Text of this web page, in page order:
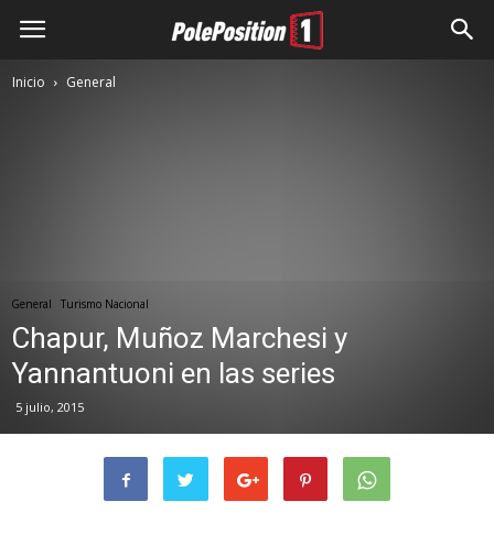
Inicio General
General Turismo Nacional
Chapur, Muñoz Marchesi y
Yannantuoni en las series
5 julio, 2015